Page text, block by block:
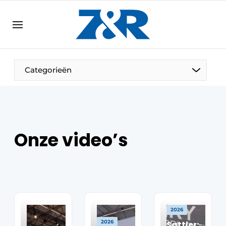
DE EN
NL
Categorieën
Onze video’s
2026
2026